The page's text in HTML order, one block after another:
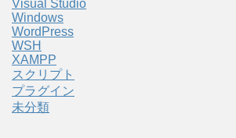
Visual Studio
Windows
WordPress
WSH
XAMPP
スクリプト
プラグイン
未分類